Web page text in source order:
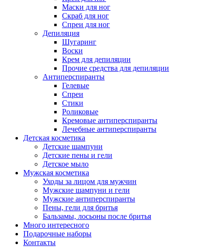
Маски для ног
Скраб для ног
Спреи для ног
Депиляция
Шугаринг
Воски
Крем для депиляции
Прочие средства для депиляции
Антиперспиранты
Гелевые
Спреи
Стики
Роликовые
Кремовые антиперспиранты
Лечебные антиперспиранты
Детская косметика
Детские шампуни
Детские пены и гели
Детское мыло
Мужская косметика
Уходы за лицом для мужчин
Мужские шампуни и гели
Мужские антиперспиранты
Пены, гели для бритья
Бальзамы, лосьоны после бритья
Много интересного
Подарочные наборы
Контакты